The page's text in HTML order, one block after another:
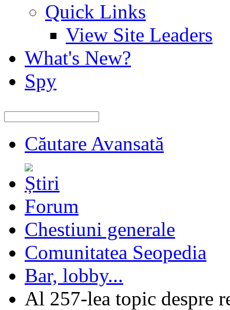
Quick Links
View Site Leaders
What's New?
Spy
Căutare Avansată
Forum
Chestiuni generale
Comunitatea Seopedia
Bar, lobby...
Al 257-lea topic despre